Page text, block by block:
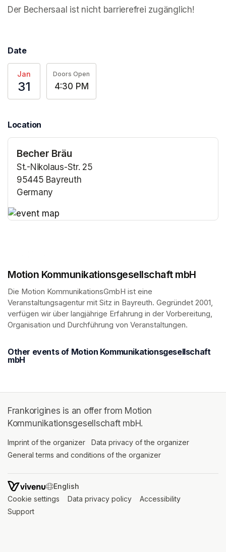
Der Bechersaal ist nicht barrierefrei zugänglich!
Date
Jan
31
Doors Open
4:30 PM
Location
Becher Bräu
St.-Nikolaus-Str. 25
95445 Bayreuth
Germany
Motion Kommunikationsgesellschaft mbH
Die Motion KommunikationsGmbH ist eine
Veranstaltungsagentur mit Sitz in Bayreuth. Gegründet 2001,
verfügen wir über langjährige Erfahrung in der Vorbereitung,
Organisation und Durchführung von Veranstaltungen.
Other events of Motion Kommunikationsgesellschaft
mbH
Frankorigines is an offer from Motion
Kommunikationsgesellschaft mbH.
Imprint of the organizer (opens in a new tab)
Data privacy of the organizer
General terms and conditions of the organizer
SWITCH LANGUAGE
Cookie settings (opens in a new tab)
Data privacy policy (opens in a new tab)
Accessibility
Support